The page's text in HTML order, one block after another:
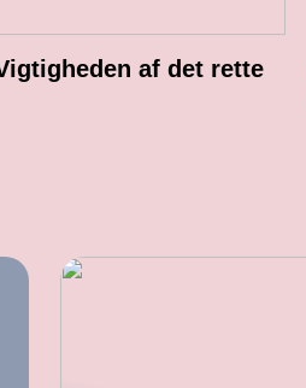
af det rette